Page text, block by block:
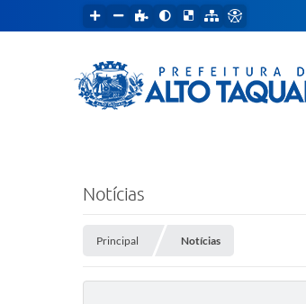
Notícias
Principal Notícias